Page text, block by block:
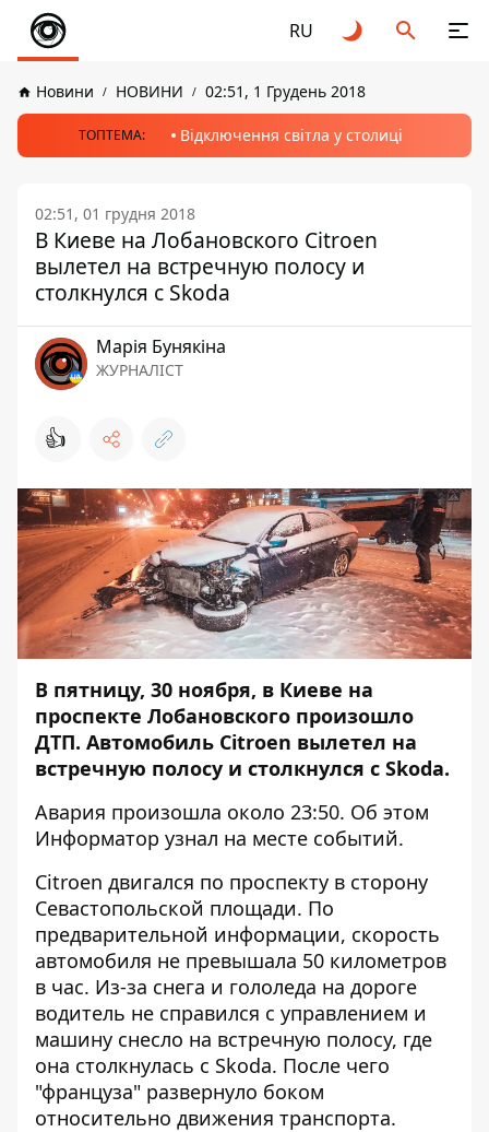
RU
Новини НОВИНИ 02:51, 1 Грудень 2018
ТОПТЕМА: Відключення світла у столиці
02:51, 01 грудня 2018
В Киеве на Лобановского Citroen
вылетел на встречную полосу и
столкнулся с Skoda
Марія Бунякіна
ЖУРНАЛІСТ
👍
В пятницу, 30 ноября, в Киеве на
проспекте Лобановского произошло
ДТП. Автомобиль Citroen вылетел на
встречную полосу и столкнулся с Skoda.
Авария произошла около 23:50. Об этом
Информатор узнал на месте событий.
Citroen двигался по проспекту в сторону
Севастопольской площади. По
предварительной информации, скорость
автомобиля не превышала 50 километров
в час. Из-за снега и гололеда на дороге
водитель не справился с управлением и
машину снесло на встречную полосу, где
она столкнулась с Skoda. После чего
"француза" развернуло боком
относительно движения транспорта.